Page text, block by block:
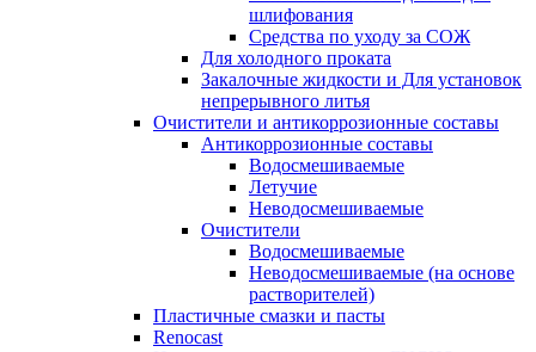
шлифования
Средства по уходу за СОЖ
Для холодного проката
Закалочные жидкости и Для установок
непрерывного литья
Очистители и антикоррозионные составы
Антикоррозионные составы
Водосмешиваемые
Летучие
Неводосмешиваемые
Очистители
Водосмешиваемые
Неводосмешиваемые (на основе
растворителей)
Пластичные смазки и пасты
Renocast